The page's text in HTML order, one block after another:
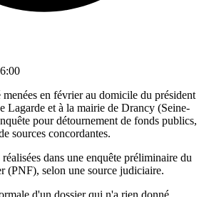
en février au domicile du président
Lagarde et à la mairie de Drancy (Seine-
pour détournement de fonds publics,
sources concordantes.
dans une enquête préliminaire du
(PNF), selon une source judiciaire.
d'un dossier qui n'a rien donné